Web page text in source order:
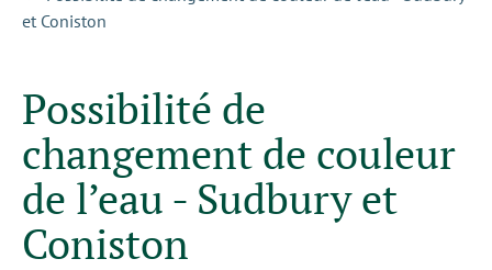
et Coniston
Possibilité de
changement de couleur
de l’eau - Sudbury et
Coniston